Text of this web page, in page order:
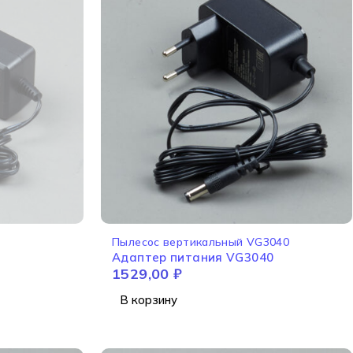
Пылесос вертикальный VG3040
Адаптер питания VG3040
1529,00 ₽
В корзину